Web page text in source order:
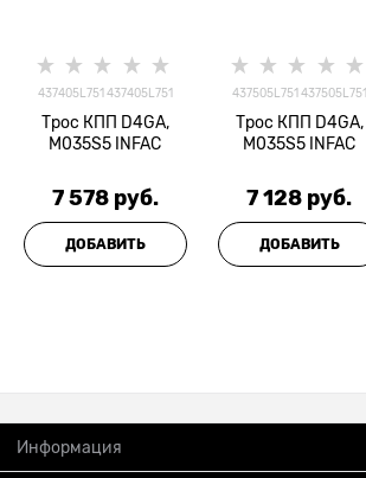
437405L751 437405L751
Трос КПП D4GA,
M035S5 INFAC
7 578 руб.
ДОБАВИТЬ
437505L751 437505L751
Трос КПП D4GA,
M035S5 INFAC
7 128 руб.
ДОБАВИТЬ
Информация